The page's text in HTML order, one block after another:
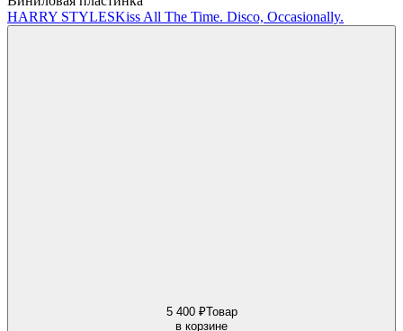
HARRY STYLESKiss All The Time. Disco, Occasionally.
5 400 ₽Товар
в корзине